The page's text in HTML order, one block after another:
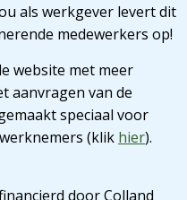
als werkgever levert dit
medewerkers op!
website met meer
aanvragen van de
speciaal voor
(klik hier).
door Colland